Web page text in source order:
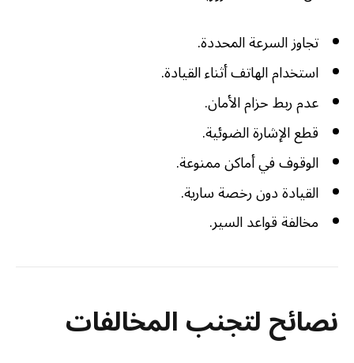
تجاوز السرعة المحددة.
استخدام الهاتف أثناء القيادة.
عدم ربط حزام الأمان.
قطع الإشارة الضوئية.
الوقوف في أماكن ممنوعة.
القيادة دون رخصة سارية.
مخالفة قواعد السير.
نصائح لتجنب المخالفات